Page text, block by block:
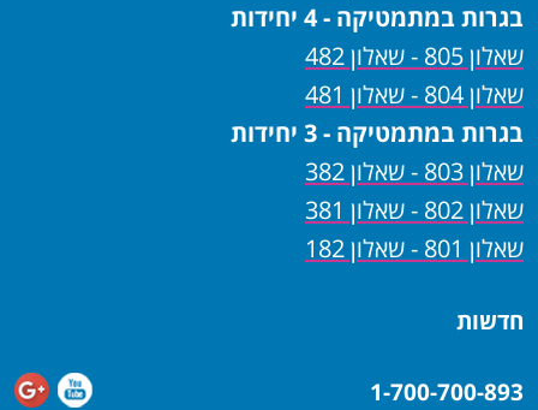
בגרות במתמטיקה - 4 יחידות
שאלון 805 - שאלון 482
שאלון 804 - שאלון 481
בגרות במתמטיקה - 3 יחידות
שאלון 803 - שאלון 382
שאלון 802 - שאלון 381
שאלון 801 - שאלון 182
חדשות
1-700-700-893